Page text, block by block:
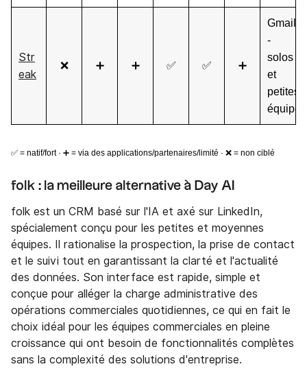
Str
eak
❌ ➕ ➕ ✅ ✅ ➕
Gmail
-
solos
et
petites
équipes
✅ = natif/fort · ➕ = via des applications/partenaires/limité · ❌ = non ciblé
folk : la meilleure alternative à Day AI
folk est un CRM basé sur l'IA et axé sur LinkedIn,
spécialement conçu pour les petites et moyennes
équipes. Il rationalise la prospection, la prise de contact
et le suivi tout en garantissant la clarté et l'actualité
des données. Son interface est rapide, simple et
conçue pour alléger la charge administrative des
opérations commerciales quotidiennes, ce qui en fait le
choix idéal pour les équipes commerciales en pleine
croissance qui ont besoin de fonctionnalités complètes
sans la complexité des solutions d'entreprise.